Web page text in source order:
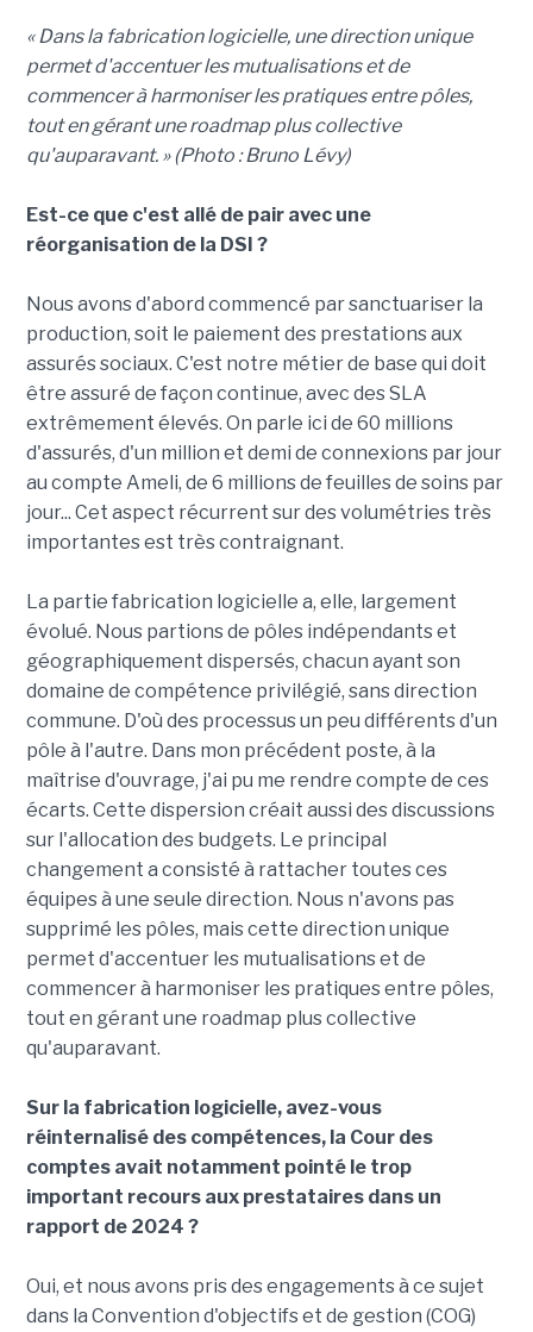
« Dans la fabrication logicielle, une direction unique
permet d'accentuer les mutualisations et de
commencer à harmoniser les pratiques entre pôles,
tout en gérant une roadmap plus collective
qu'auparavant. » (Photo : Bruno Lévy)
Est-ce que c'est allé de pair avec une
réorganisation de la DSI ?
Nous avons d'abord commencé par sanctuariser la
production, soit le paiement des prestations aux
assurés sociaux. C'est notre métier de base qui doit
être assuré de façon continue, avec des SLA
extrêmement élevés. On parle ici de 60 millions
d'assurés, d'un million et demi de connexions par jour
au compte Ameli, de 6 millions de feuilles de soins par
jour... Cet aspect récurrent sur des volumétries très
importantes est très contraignant.
La partie fabrication logicielle a, elle, largement
évolué. Nous partions de pôles indépendants et
géographiquement dispersés, chacun ayant son
domaine de compétence privilégié, sans direction
commune. D'où des processus un peu différents d'un
pôle à l'autre. Dans mon précédent poste, à la
maîtrise d'ouvrage, j'ai pu me rendre compte de ces
écarts. Cette dispersion créait aussi des discussions
sur l'allocation des budgets. Le principal
changement a consisté à rattacher toutes ces
équipes à une seule direction. Nous n'avons pas
supprimé les pôles, mais cette direction unique
permet d'accentuer les mutualisations et de
commencer à harmoniser les pratiques entre pôles,
tout en gérant une roadmap plus collective
qu'auparavant.
Sur la fabrication logicielle, avez-vous
réinternalisé des compétences, la Cour des
comptes avait notamment pointé le trop
important recours aux prestataires dans un
rapport de 2024 ?
Oui, et nous avons pris des engagements à ce sujet
dans la Convention d'objectifs et de gestion (COG)